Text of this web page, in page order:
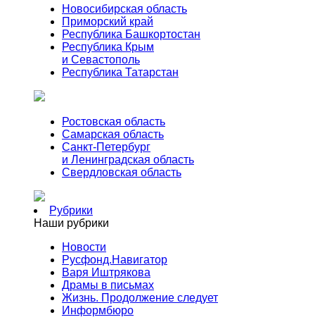
Новосибирская область
Приморский край
Республика Башкортостан
Республика Крым
и Севастополь
Республика Татарстан
Ростовская область
Самарская область
Санкт-Петербург
и Ленинградская область
Свердловская область
Рубрики
Наши рубрики
Новости
Русфонд.Навигатор
Варя Иштрякова
Драмы в письмах
Жизнь. Продолжение следует
Информбюро